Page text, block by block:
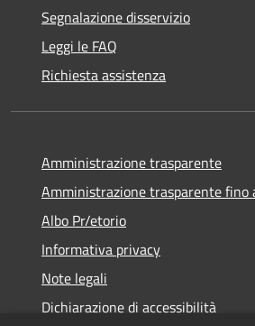
Segnalazione disservizio
Leggi le FAQ
Richiesta assistenza
Amministrazione trasparente
Amministrazione trasparente
Albo Pr/etorio
Informativa privacy
Note legali
Dichiarazione di accessibilità